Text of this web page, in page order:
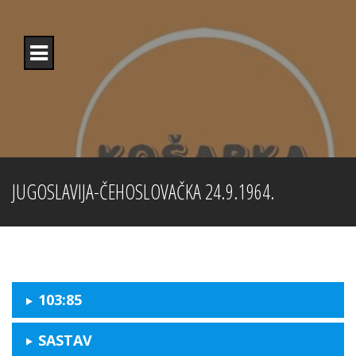
content
JUGOSLAVIJA-ČEHOSLOVAČKA 24.9.1964.
103:85
SASTAV